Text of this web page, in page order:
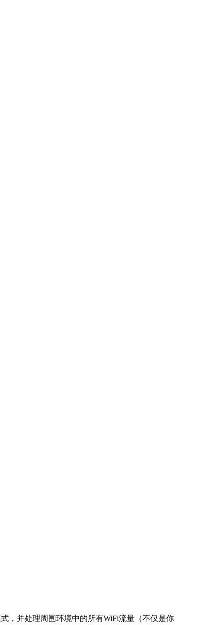
，并处理周围环境中的所有WiFi流量（不仅是你